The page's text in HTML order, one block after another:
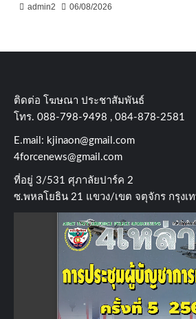
admin2 06/08/2026
ติดต่อ​ โฆษณา​ ประชาสัมพันธ์
โทร​. 088-798-9498 , 084-878-2581
E.mail: kjinaon@gmail.com
4forcenews@gmail.com
ที่อยู่​ 3/531​ ศุภาลัยปาร์ค​ 2
ซ.พหลโยธิน​ 21​ แขวง/เขต​ จตุจักร​ กรุงเ